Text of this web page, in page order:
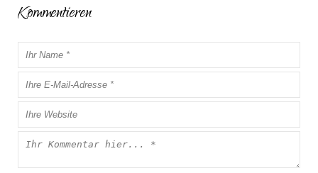
Kommentieren